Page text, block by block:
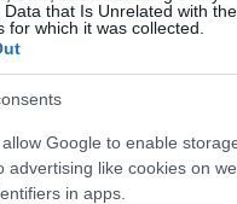
Data that Is Unrelated with the
for which it was collected.
Google to enable
advertising like cookies on
in apps.
a Centrál több
készül ennek a
feszített tempójú
Györgyöt az Új
Centrál darabjaiból
pályázóval, Ficzere
előadásaiban